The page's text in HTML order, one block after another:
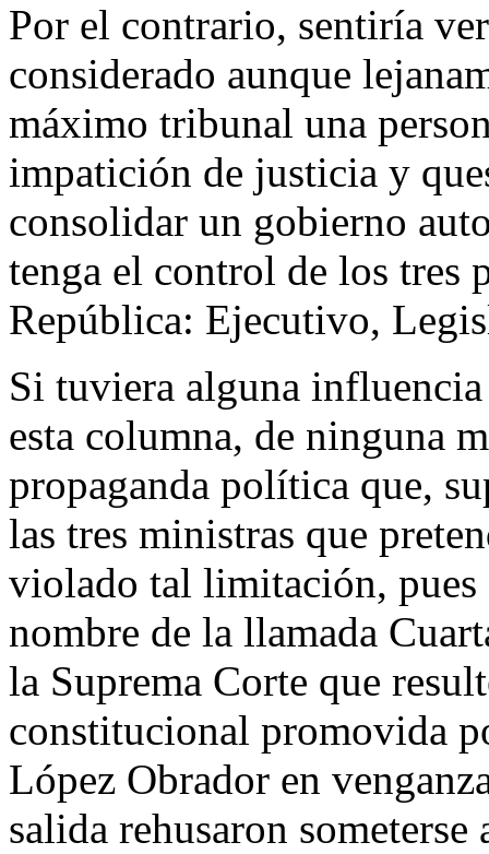
​Por el contrario, sentiría
considerado aunque
máximo tribunal una
impatición de justicia y
consolidar un gobierno
tenga el control de los tres
República: Ejecutivo,
Si tuviera alguna influencia
esta columna, de ninguna
propaganda política que,
las tres ministras que
violado tal limitación, pues
nombre de la llamada
la Suprema Corte que
constitucional promovida
López Obrador en
salida rehusaron someterse